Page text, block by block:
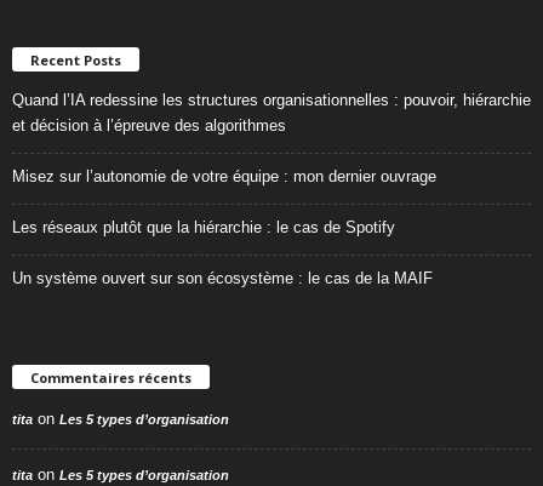
Recent Posts
Quand l’IA redessine les structures organisationnelles : pouvoir, hiérarchie
et décision à l’épreuve des algorithmes
Misez sur l’autonomie de votre équipe : mon dernier ouvrage
Les réseaux plutôt que la hiérarchie : le cas de Spotify
Un système ouvert sur son écosystème : le cas de la MAIF
Commentaires récents
tita on Les 5 types d’organisation
tita on Les 5 types d’organisation